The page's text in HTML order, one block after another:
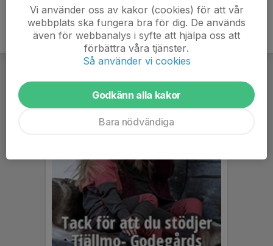
Vi använder oss av kakor (cookies) för att vår
webbplats ska fungera bra för dig. De används
även för webbanalys i syfte att hjälpa oss att
förbättra våra tjänster.
Så använder vi cookies
Godkänn alla kakor
Bara nödvändiga